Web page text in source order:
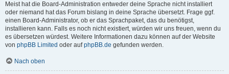
Meist hat die Board-Administration entweder deine Sprache nicht installiert
oder niemand hat das Forum bislang in deine Sprache übersetzt. Frage ggf.
einen Board-Administrator, ob er das Sprachpaket, das du benötigst,
installieren kann. Falls es noch nicht existiert, würden wir uns freuen, wenn du
es übersetzen würdest. Weitere Informationen dazu können auf der Website
von phpBB Limited oder aufphpBB.de gefunden werden.
Nach oben